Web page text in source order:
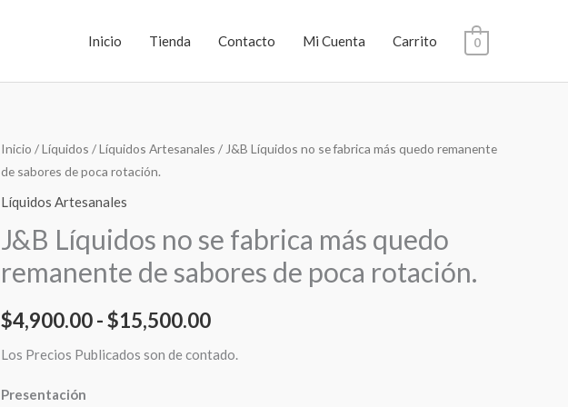
Inicio Tienda Contacto Mi Cuenta Carrito 0
Inicio /Líquidos /Líquidos Artesanales / J&B Líquidos no se fabrica más quedo remanente
de sabores de poca rotación.
Líquidos Artesanales
J&B Líquidos no se fabrica más quedo
remanente de sabores de poca rotación.
$4,900.00-$15,500.00
Rango
precios:
desde
Los Precios Publicados son de contado.
Presentación
J&B
Líquidos
no
fabrica
más
remanente
de